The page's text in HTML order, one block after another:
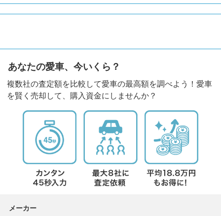
あなたの愛車、今いくら？
複数社の査定額を比較して愛車の最高額を調べよう！愛車
を賢く売却して、購入資金にしませんか？
メーカー